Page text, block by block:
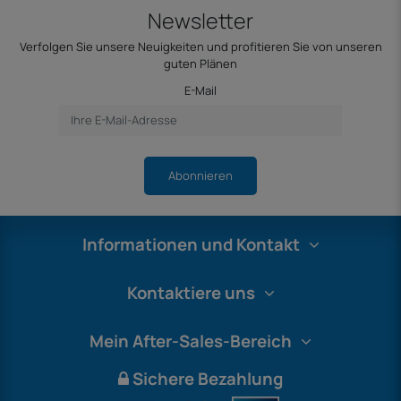
Newsletter
Verfolgen Sie unsere Neuigkeiten und profitieren Sie von unseren
guten Plänen
E-Mail
Abonnieren
Informationen und Kontakt
Kontaktiere uns
Mein After-Sales-Bereich
Sichere Bezahlung